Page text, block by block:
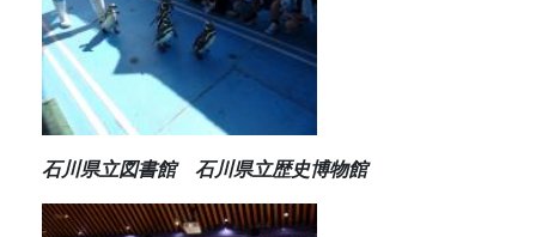
石川県立図書館 石川県立歴史博物館